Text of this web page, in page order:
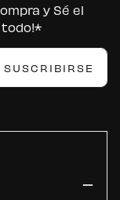
y Sé el
SUSCRIBIRSE